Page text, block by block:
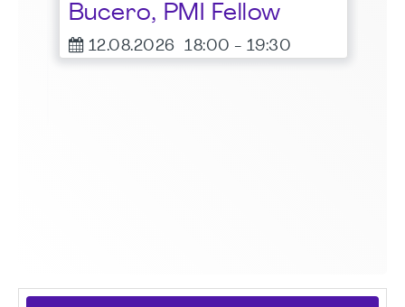
Bucero, PMI Fellow
12.08.2026 18:00 - 19:30